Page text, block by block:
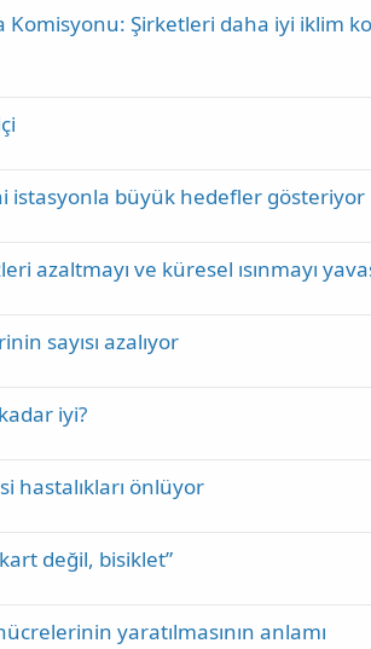
Komisyonu: Şirketleri daha iyi iklim
istasyonla büyük hedefler gösteriyor
azaltmayı ve küresel ısınmayı
sayısı azalıyor
iyi?
hastalıkları önlüyor
değil, bisiklet”
yaratılmasının anlamı